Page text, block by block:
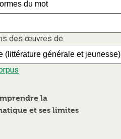
des œuvres de
la
et ses limites